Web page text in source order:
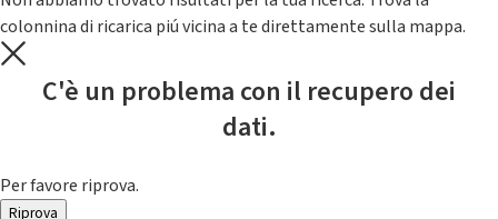
colonnina di ricarica piú vicina a te direttamente sulla mappa.
C'è un problema con il recupero dei
dati.
Per favore riprova.
Riprova